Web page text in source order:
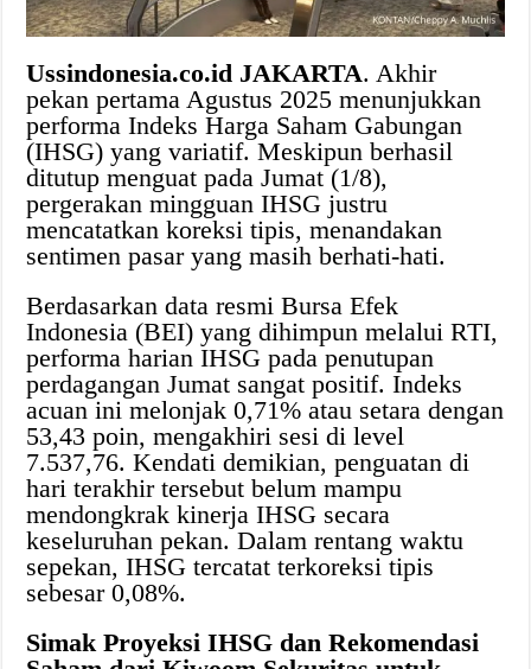
Ussindonesia.co.id JAKARTA. Akhir
pekan pertama Agustus 2025 menunjukkan
performa Indeks Harga Saham Gabungan
(IHSG) yang variatif. Meskipun berhasil
ditutup menguat pada Jumat (1/8),
pergerakan mingguan IHSG justru
mencatatkan koreksi tipis, menandakan
sentimen pasar yang masih berhati-hati.
Berdasarkan data resmi Bursa Efek
Indonesia (BEI) yang dihimpun melalui RTI,
performa harian IHSG pada penutupan
perdagangan Jumat sangat positif. Indeks
acuan ini melonjak 0,71% atau setara dengan
53,43 poin, mengakhiri sesi di level
7.537,76. Kendati demikian, penguatan di
hari terakhir tersebut belum mampu
mendongkrak kinerja IHSG secara
keseluruhan pekan. Dalam rentang waktu
sepekan, IHSG tercatat terkoreksi tipis
sebesar 0,08%.
Simak Proyeksi IHSG dan Rekomendasi